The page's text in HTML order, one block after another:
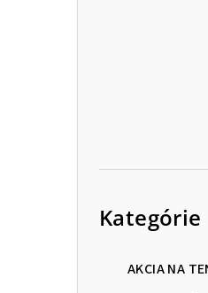
Kategórie
AKCIA NA